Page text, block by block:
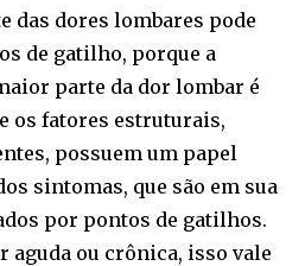
das dores lombares pode
de gatilho, porque a
parte da dor lombar é
os fatores estruturais,
possuem um papel
sintomas, que são em sua
por pontos de gatilhos.
aguda ou crônica, isso vale